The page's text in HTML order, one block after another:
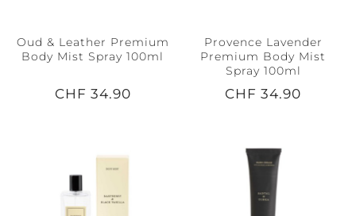
Oud & Leather Premium
Body Mist Spray 100ml
CHF 34.90
Provence Lavender
Premium Body Mist
Spray 100ml
CHF 34.90